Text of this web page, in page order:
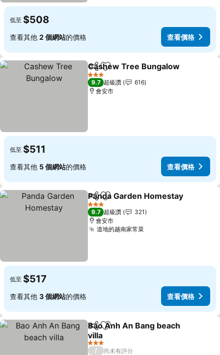
低至 $508
查看其他 2 個網站的價格 查看價格
分享 加入我的最愛
Cashew Tree Bungalow
3 星級
9.7 超級讚
616
會安市
低至 $511
查看其他 5 個網站的價格 查看價格
分享 加入我的最愛
Panda Garden Homestay
3 星級
9.7 超級讚
321
會安市
道地的越南家常菜查看價格
低至 $517
查看其他 3 個網站的價格 查看價格
分享 加入我的最愛
Bao Anh An Bang beach
villa
查看價格
3 星級
/
尚未有評分